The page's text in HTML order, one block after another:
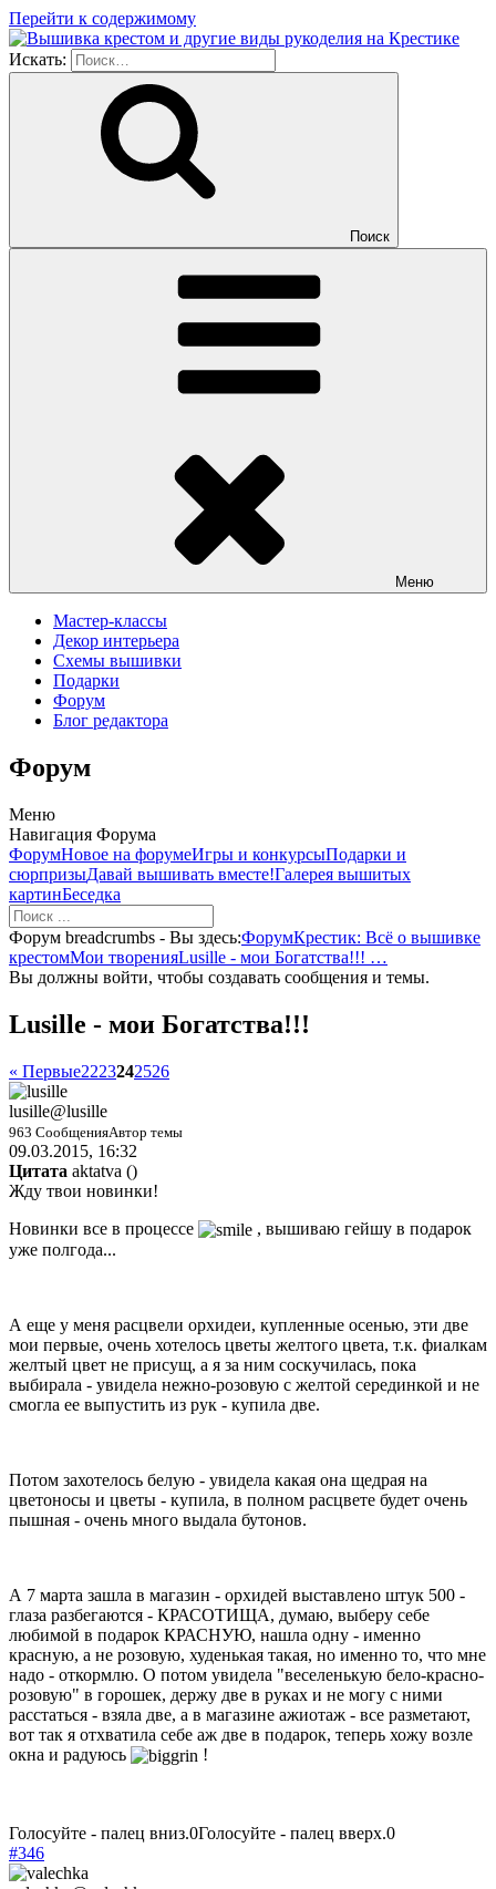
Перейти к содержимому
Искать:
Поиск
Меню
Мастер-классы
Декор интерьера
Схемы вышивки
Подарки
Форум
Блог редактора
Форум
Меню
Навигация Форума
ФорумНовое на форумеИгры и конкурсыПодарки и
сюрпризыДавай вышивать вместе!Галерея вышитых
картинБеседка
Форум breadcrumbs - Вы здесь:ФорумКрестик: Всё о вышивке
крестомМои творенияLusille - мои Богатства!!! …
Вы должны войти, чтобы создавать сообщения и темы.
Lusille - мои Богатства!!!
« Первые2223242526
lusille@lusille
963 СообщенияАвтор темы
09.03.2015, 16:32
Цитата aktatva ()
Жду твои новинки!
Новинки все в процессе
, вышиваю гейшу в подарок
уже полгода...
А еще у меня расцвели орхидеи, купленные осенью, эти две
мои первые, очень хотелось цветы желтого цвета, т.к. фиалкам
желтый цвет не присущ, а я за ним соскучилась, пока
выбирала - увидела нежно-розовую с желтой серединкой и не
смогла ее выпустить из рук - купила две.
Потом захотелось белую - увидела какая она щедрая на
цветоносы и цветы - купила, в полном расцвете будет очень
пышная - очень много выдала бутонов.
А 7 марта зашла в магазин - орхидей выставлено штук 500 -
глаза разбегаются - КРАСОТИЩА, думаю, выберу себе
любимой в подарок КРАСНУЮ, нашла одну - именно
красную, а не розовую, худенькая такая, но именно то, что мне
надо - откормлю. О потом увидела "веселенькую бело-красно-
розовую" в горошек, держу две в руках и не могу с ними
расстаться - взяла две, а в магазине ажиотаж - все разметают,
вот так я отхватила себе аж две в подарок, теперь хожу возле
окна и радуюсь
!
Голосуйте - палец вниз.0Голосуйте - палец вверх.0
#346